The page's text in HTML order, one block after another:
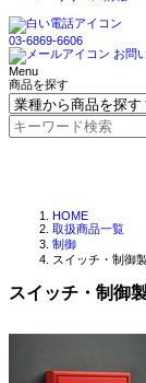
03-6869-6606
お問
Menu
商品を探す
HOME
取扱商品一覧
制御
スイッチ・制御
スイッチ・制御